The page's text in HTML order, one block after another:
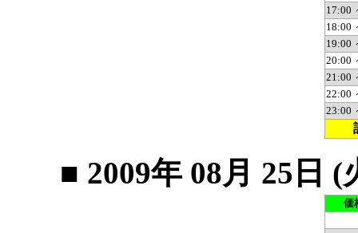
17:00
18:00
19:00
20:00
21:00
22:00
23:00
■ 2009年 08月 25日
価